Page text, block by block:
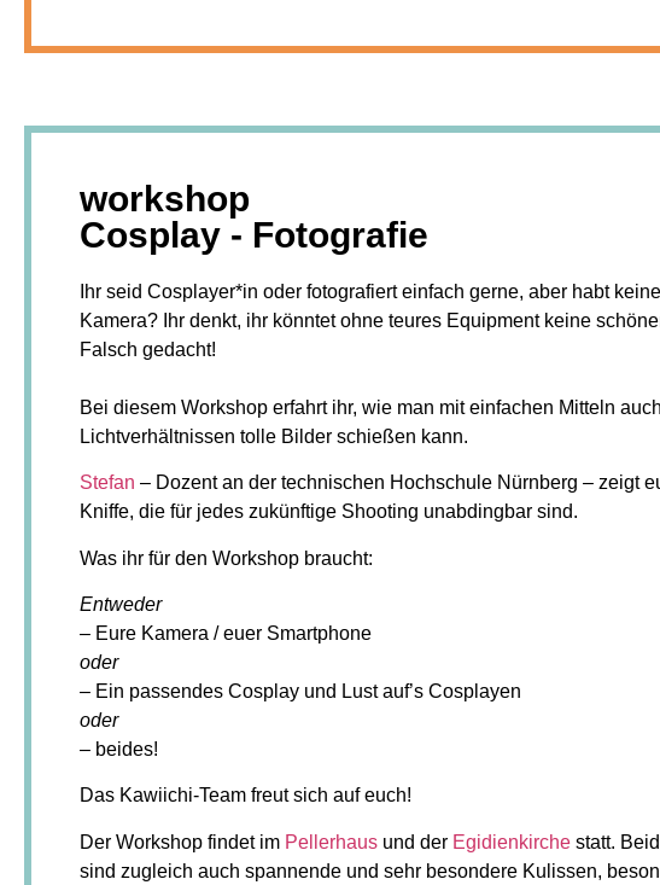
workshop
Cosplay - Fotografie
Ihr seid Cosplayer*in oder fotografiert einfach gerne, aber habt
Kamera? Ihr denkt, ihr könntet ohne teures Equipment keine
Falsch gedacht!
Bei diesem Workshop erfahrt ihr, wie man mit einfachen Mitteln
Lichtverhältnissen tolle Bilder schießen kann.
Stefan – Dozent an der technischen Hochschule Nürnberg – zeigt
Kniffe, die für jedes zukünftige Shooting unabdingbar sind.
Was ihr für den Workshop braucht:
Entweder
– Eure Kamera / euer Smartphone
oder
– Ein passendes Cosplay und Lust auf’s Cosplayen
oder
– beides!
Das Kawiichi-Team freut sich auf euch!
Der Workshop findet im Pellerhaus und der Egidienkirche statt.
sind zugleich auch spannende und sehr besondere Kulissen,